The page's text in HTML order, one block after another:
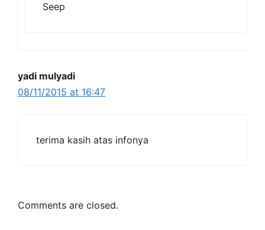
Seep
yadi mulyadi
08/11/2015 at 16:47
terima kasih atas infonya
Comments are closed.